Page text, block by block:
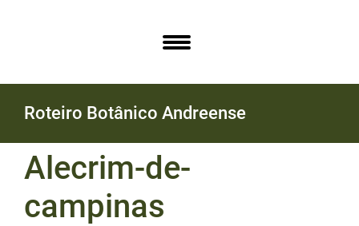
Roteiro Botânico Andreense
Alecrim-de-
campinas